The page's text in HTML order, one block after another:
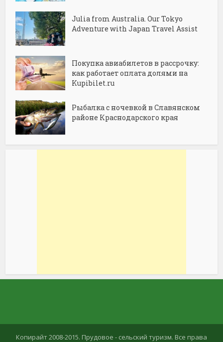
Julia from Australia. Our Tokyo
Adventure with Japan Travel Assist
Покупка авиабилетов в рассрочку:
как работает оплата долями на
Kupibilet.ru
Рыбалка с ночевкой в Славянском
районе Краснодарского края
Копирайт 2008-2015. Прудовое - сельский туризм. Все права